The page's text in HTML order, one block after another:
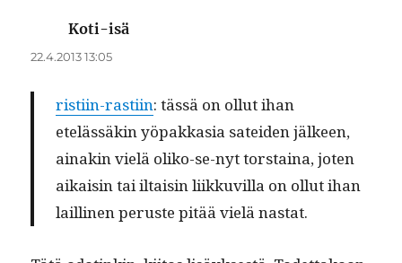
Koti-isä
22.4.2013 13:05
ris­ti­in-rasti­in: tässä on ollut ihan
etelässäkin yöpakka­sia satei­den jäl­keen,
ainakin vielä oliko-se-nyt torstaina, joten
aikaisin tai iltaisin liikkuvil­la on ollut ihan
lailli­nen peruste pitää vielä nastat.